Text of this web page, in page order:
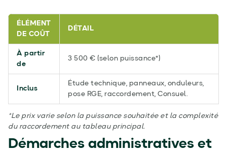
ÉLÉMENT
DE COÛT
DÉTAIL
À partir
de
3 500 € (selon puissance*)
Inclus
Étude technique, panneaux, onduleurs,
pose RGE, raccordement, Consuel.
*Le prix varie selon la puissance souhaitée et la complexité
du raccordement au tableau principal.
Démarches administratives et